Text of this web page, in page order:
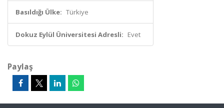
Basıldığı Ülke: Türkiye
Dokuz Eylül Üniversitesi Adresli: Evet
Paylaş